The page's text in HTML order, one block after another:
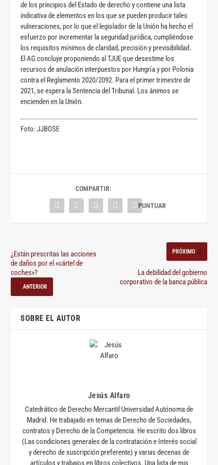
de los principios del Estado de derecho y contiene una lista
indicativa de elementos en los que se pueden producir tales
vulneraciones, por lo que el legislador de la Unión ha hecho el
esfuerzo por incrementar la seguridad jurídica, cumpliéndose
los requisitos mínimos de claridad, precisión y previsibilidad.
El AG concluye proponiendo al TJUE que desestime los
recursos de anulación interpuestos por Hungría y por Polonia
contra el Reglamento 2020/2092. Para el primer trimestre de
2021, se espera la Sentencia del Tribunal. Los ánimos se
encienden en la Unión.
Foto: JJBOSE
COMPARTIR:
¿Están prescritas las acciones
de daños por el «cártel de
coches»?
ANTERIOR
PRÓXIMO
La debilidad del gobierno
corporativo de la banca pública
SOBRE EL AUTOR
Jesús Alfaro
Catedrático de Derecho Mercantil Universidad Autónoma de
Madrid. He trabajado en temas de Derecho de Sociedades,
contratos y Derecho de la Competencia. He escrito dos libros
(Las condiciones generales de la contratación e Interés social
y derecho de suscripción preferente) y varias decenas de
artículos y trabajos en libros colectivos. Una lista de mis